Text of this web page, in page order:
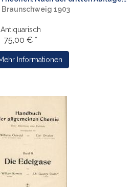
1903
Antiquarisch
75,00 € *
Informationen